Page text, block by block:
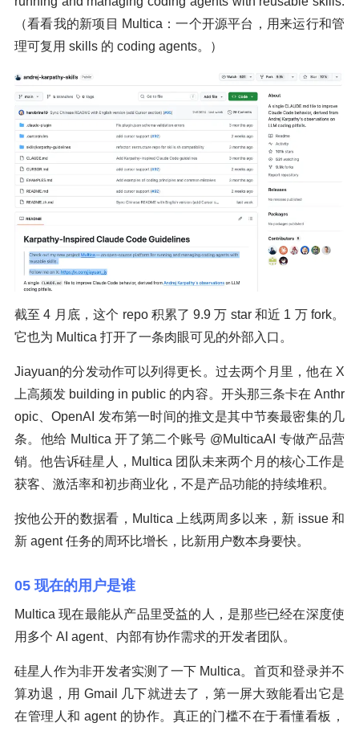
（看看我的新项目 Multica：一个开源平台，用来运行和管
理可复用 skills 的 coding agents。）
截至 4 月底，这个 repo 积累了 9.9 万 star 和近 1 万 fork。
它也为 Multica 打开了一条肉眼可见的外部入口。
Jiayuan的分发动作可以列得更长。过去两个月里，他在 X
上高频发 building in public 的内容。开头那三条卡在 Anthr
opic、OpenAI 发布第一时间的推文是其中节奏最密集的几
条。他给 Multica 开了第二个账号 @MulticaAI 专做产品营
销。他告诉硅星人，Multica 团队未来两个月的核心工作是
获客、激活率和初步商业化，不是产品功能的持续堆积。
按他公开的数据看，Multica 上线两周多以来，新 issue 和
新 agent 任务的周环比增长，比新用户数本身要快。
05 现在的用户是谁
Multica 现在最能从产品里受益的人，是那些已经在深度使
用多个 AI agent、内部有协作需求的开发者团队。
硅星人作为非开发者实测了一下 Multica。首页和登录并不
算劝退，用 Gmail 几下就进去了，第一屏大致能看出它是
在管理人和 agent 的协作。真正的门槛不在于看懂看板，